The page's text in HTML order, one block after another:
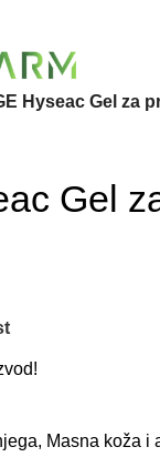
Hyseac Gel za
Gel
, Masna koža i